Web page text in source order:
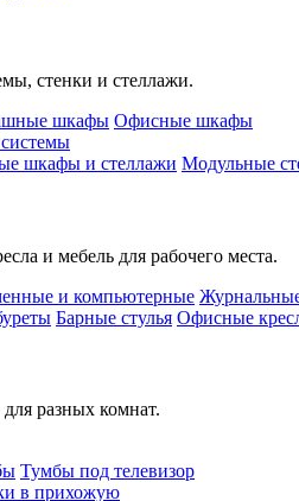
стенки и стеллажи.
шкафы Офисные шкафы
шкафы и стеллажи Модульные
и мебель для рабочего места.
и компьютерные
Барные стулья Офисные
разных комнат.
Тумбы под телевизор
в прихожую